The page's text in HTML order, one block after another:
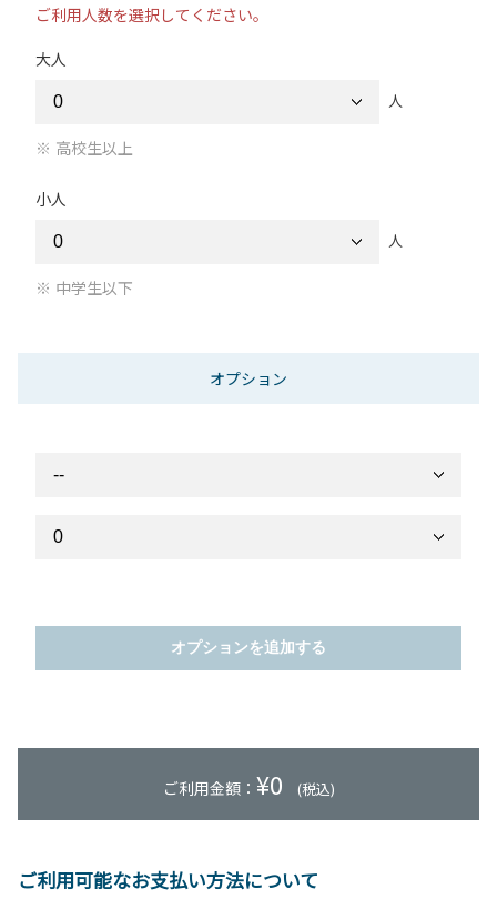
ご利用人数を選択してください。
大人
人
高校生以上
小人
人
中学生以下
オプション
オプションを追加する
ご利用金額： ¥0 (税込)
ご利用可能なお支払い方法について